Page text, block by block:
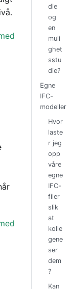
die
og
en
muli
ghet
sstu
die?
Egne
IFC-
modeller
Hvor
laste
r jeg
opp
våre
egne
IFC-
filer
slik
at
kolle
gene
ser
dem
?
Kan